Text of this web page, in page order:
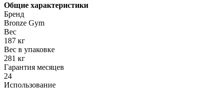
Общие характеристики
Бренд
Bronze Gym
Вес
187 кг
Вес в упаковке
281 кг
Гарантия месяцев
24
Использование